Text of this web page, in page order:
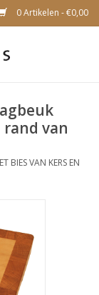
0 Artikelen - €0,00
rand van
BIES VAN KERS EN